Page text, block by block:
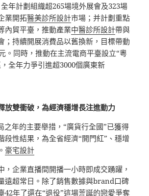
年計劃組織超265場境外展會及323場
業開拓醫美診所設計市場；并計劃重點
內貿平臺，推動產業中醫診所設計帶與
；持續開展消費品以舊換新，目標帶動
。同時，推動在主流電商平臺設立“粵
全年力爭引進超3000個廣東新
放雙衝破，為經濟穩增長注進動力
之年的主要舉措，“廣貨行全國”已獲得
段性結果，為全省經濟“開門紅”、穩增
豪宅設計
，企業直播間開播一小時即成交踴躍，
遠超常日。除了銷售數據與brand口碑
42年了還在“退役”這場荒誕的戀愛爭奪